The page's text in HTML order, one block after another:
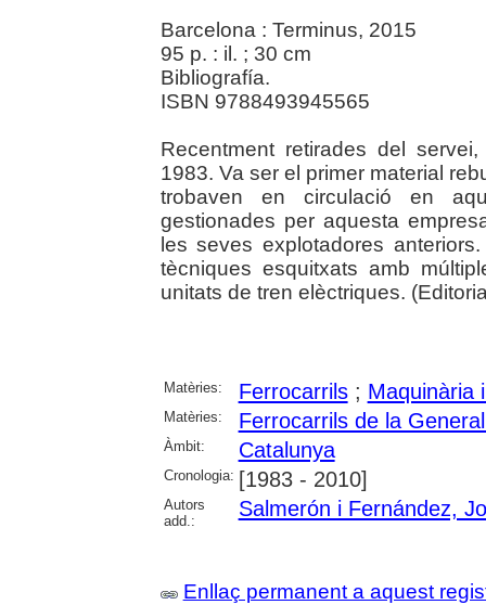
Barcelona : Terminus, 2015
95 p. : il. ; 30 cm
Bibliografía.
ISBN 9788493945565
Recentment retirades del
1983. Va ser el primer material
trobaven en circulació en
gestionades per aquesta
les seves explotadores
tècniques esquitxats amb
unitats de tren elèctriques.
Matèries: Ferrocarrils; Maquinària
Matèries: Ferrocarrils de la
Àmbit: Catalunya
Cronologia: [1983 - 2010]
Autors
add.:
Salmerón i Fernández,
Enllaç permanent a aquest